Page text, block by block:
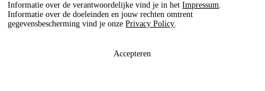
Informatie over de verantwoordelijke vind je in hetImpressum.
Informatie over de doeleinden en jouw rechten omtrent
gegevensbescherming vind je onzePrivacy Policy.
Accepteren